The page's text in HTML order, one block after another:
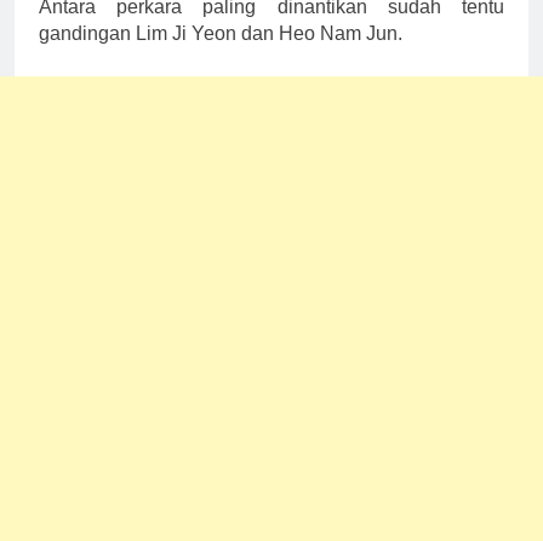
Antara perkara paling dinantikan sudah tentu
gandingan Lim Ji Yeon dan Heo Nam Jun.